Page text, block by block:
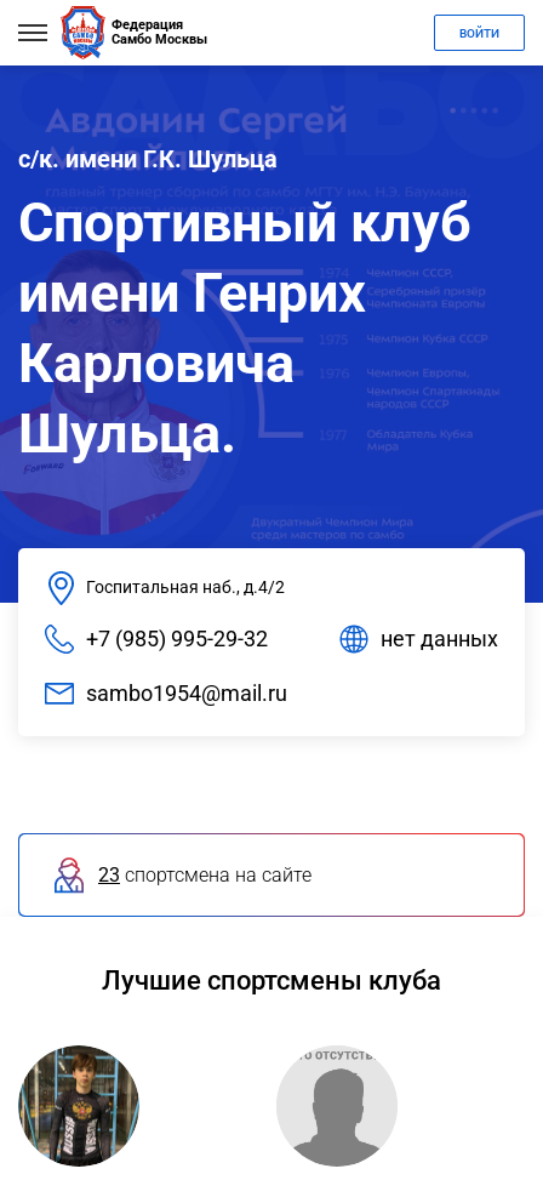
Федерация
Самбо Москвы
ВОЙТИ
с/к. имени Г.К. Шульца
Спортивный клуб
имени Генрих
Карловича
Шульца.
Госпитальная наб., д.4/2
+7 (985) 995-29-32 нет данных
sambo1954@mail.ru
23 спортсмена на сайте
Лучшие спортсмены клуба